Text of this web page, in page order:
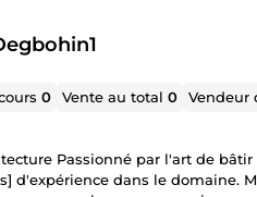
0 Vente au total0
Passionné par l'art de
d'expérience dans le domaine.